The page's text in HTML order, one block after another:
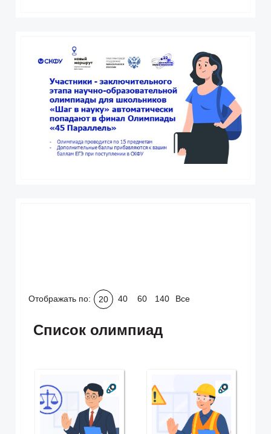
Отображать по: 20 40 60 140 Все
Список олимпиад